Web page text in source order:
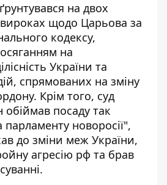
на двох
щодо Царьова за
кодексу,
на
України та
спрямованих на зміну
Крім того, суд
обіймав посаду так
парламенту новоросії",
до зміни меж України,
агресію рф та брав